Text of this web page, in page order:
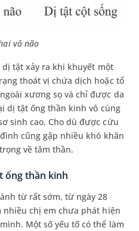
vô não
dị tật xảy ra khi khuyết một
thoát vị chứa dịch hoặc tổ
xương sọ và chỉ được da
dị tật ống thần kinh vô cùng
sinh cao. Cho dù được cứu
cũng gặp nhiều khó khăn
về tâm thần.
ống thần kinh
từ rất sớm, từ ngày 28
chị em chưa phát hiện
Một số yếu tố có thể làm